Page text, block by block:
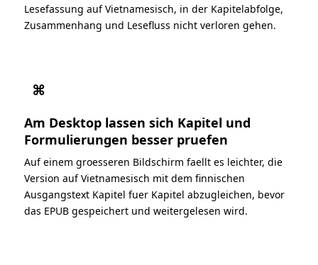
Lesefassung auf Vietnamesisch, in der Kapitelabfolge,
Zusammenhang und Lesefluss nicht verloren gehen.
⌘
Am Desktop lassen sich Kapitel und
Formulierungen besser pruefen
Auf einem groesseren Bildschirm faellt es leichter, die
Version auf Vietnamesisch mit dem finnischen
Ausgangstext Kapitel fuer Kapitel abzugleichen, bevor
das EPUB gespeichert und weitergelesen wird.